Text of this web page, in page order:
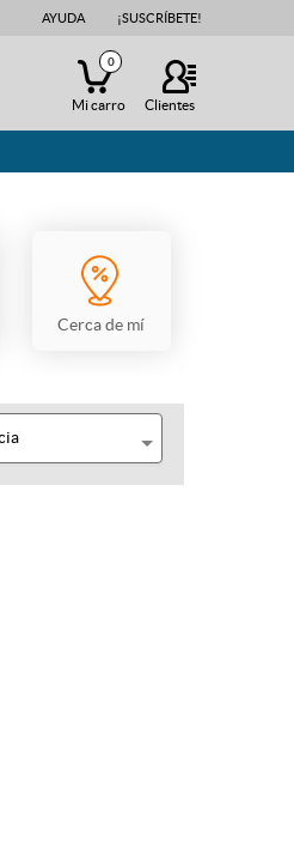
AYUDA ¡SUSCRÍBETE!
Clientes
0
Mi carro
Cerca de mí